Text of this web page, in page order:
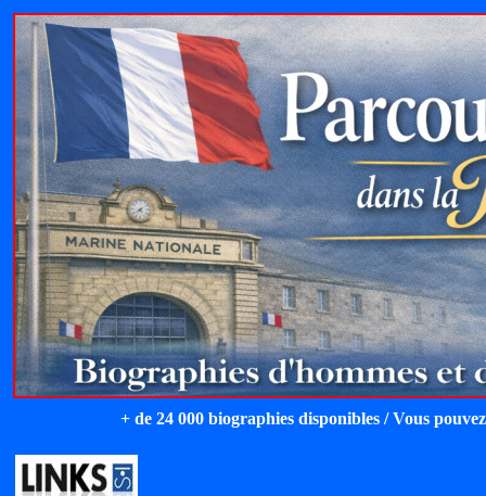
+ de 24 000 biographies disponibles / Vous